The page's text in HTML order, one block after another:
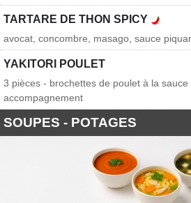
TARTARE DE THON SPICY
avocat, concombre, masago, sauce
YAKITORI POULET
3 pièces - brochettes de poulet à la
accompagnement
SOUPES - POTAGES